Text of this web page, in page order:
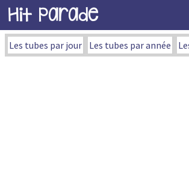
Hit Parade
Les tubes par jour Les tubes par année